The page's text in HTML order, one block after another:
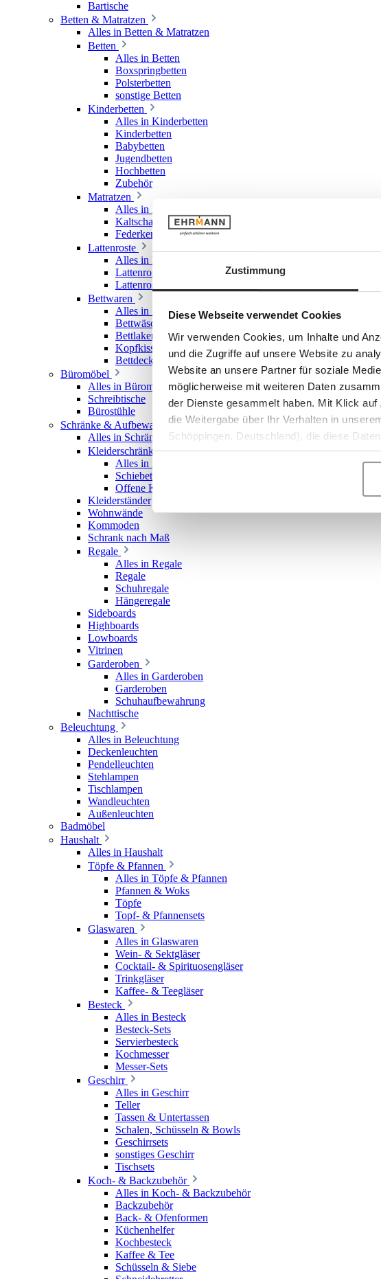
Zustimmung
Diese Webseite verwendet Cookies
Wir verwenden Cookies, um Inhalte und
und die Zugriffe auf unsere Website zu
Website an unsere Partner für soziale
möglicherweise mit weiteren Daten
der Dienste gesammelt haben. Mit Klick
die Weitergabe über Ihr Verhalten in
Schöppingen, Deutschland), die diese
Produktverbesserungen,
Bartische
Betten & Matratzen
Alles in Betten & Matratzen
Betten
Alles in Betten
Boxspringbetten
Polsterbetten
sonstige Betten
Kinderbetten
Alles in Kinderbetten
Kinderbetten
Babybetten
Jugendbetten
Hochbetten
Zubehör
Matratzen
Alles in Matratzen
Kaltschaummatratzen
Federkernmatratzen
Lattenroste
Alles in Lattenroste
Lattenroste starr
Lattenroste verstellbar
Bettwaren
Alles in Bettwaren
Bettwäsche
Bettlaken & Spannlaken
Kopfkissen
Bettdecken
Büromöbel
Alles in Büromöbel
Schreibtische
Bürostühle
Schränke & Aufbewahrung
Alles in Schränke & Aufbewahrung
Kleiderschränke
Alles in Kleiderschränke
Schiebetürenschränke
Offene Kleiderschränke
Kleiderständer
Wohnwände
Kommoden
Schrank nach Maß
Regale
Alles in Regale
Regale
Schuhregale
Hängeregale
Sideboards
Highboards
Lowboards
Vitrinen
Garderoben
Alles in Garderoben
Garderoben
Schuhaufbewahrung
Nachttische
Beleuchtung
Alles in Beleuchtung
Deckenleuchten
Pendelleuchten
Stehlampen
Tischlampen
Wandleuchten
Außenleuchten
Badmöbel
Haushalt
Alles in Haushalt
Töpfe & Pfannen
Alles in Töpfe & Pfannen
Pfannen & Woks
Töpfe
Topf- & Pfannensets
Glaswaren
Alles in Glaswaren
Wein- & Sektgläser
Cocktail- & Spirituosengläser
Trinkgläser
Kaffee- & Teegläser
Besteck
Alles in Besteck
Besteck-Sets
Servierbesteck
Kochmesser
Messer-Sets
Geschirr
Alles in Geschirr
Teller
Tassen & Untertassen
Schalen, Schüsseln & Bowls
Geschirrsets
sonstiges Geschirr
Tischsets
Koch- & Backzubehör
Alles in Koch- & Backzubehör
Backzubehör
Back- & Ofenformen
Küchenhelfer
Kochbesteck
Kaffee & Tee
Schüsseln & Siebe